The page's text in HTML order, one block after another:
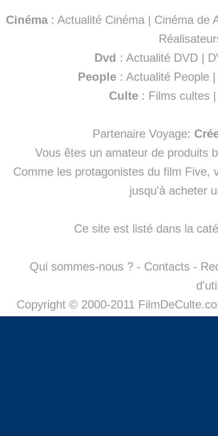
Cinéma: Actualité Cinéma | Cinéma de
Dvd : Actualité DVD |
People :Actualité People
Culte : Films cultes
Partenaire Voyage:
Vous êtes un amateur de produits
Comme les protagonistes du film Five,
jusqu'à acheter
Ce site est listé dans la
Qui sommes-nous ? - Contacts -
Copyright © 2000-2011